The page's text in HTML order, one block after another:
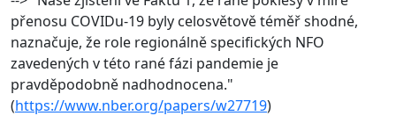
přenosu COVIDu-19 byly celosvětově téměř shodné,
naznačuje, že role regionálně specifických NFO
zavedených v této rané fázi pandemie je
pravděpodobně nadhodnocena."
(https://www.nber.org/papers/w27719)